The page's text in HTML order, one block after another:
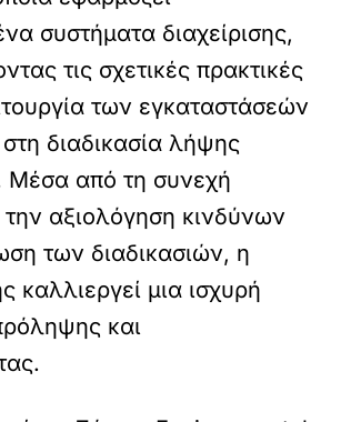
συστήματα διαχείρισης,
τις σχετικές πρακτικές
των εγκαταστάσεών
διαδικασία λήψης
από τη συνεχή
αξιολόγηση κινδύνων
των διαδικασιών, η
καλλιεργεί μια ισχυρή
και